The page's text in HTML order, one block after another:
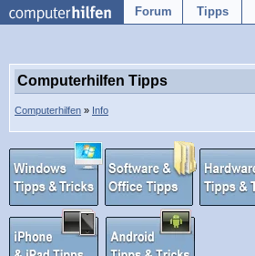
Forum Tipps
Computerhilfen Tipps
Computerhilfen » Info